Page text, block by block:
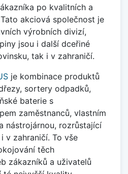
po kvalitních a
akciová společnost je
výrobních divizí,
jsou i další dceřiné
tak i v zahraničí.
je kombinace produktů
sortery odpadků,
baterie s
zaměstnanců, vlastním
nástrojárnou, rozrůstající
v zahraničí. To vše
těch
zákazníků a uživatelů